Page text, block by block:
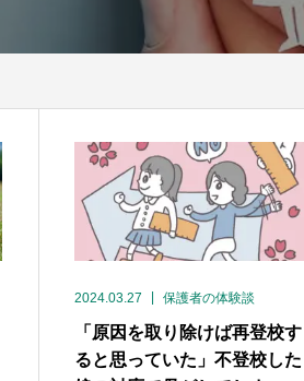
2024.03.27 保護者の体験談
「原因を取り除けば再登校す
ると思っていた」不登校した